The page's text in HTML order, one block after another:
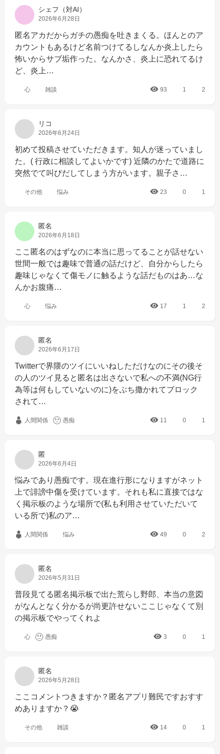
シェフ（対AI）
2026年6月28日
匿名アカだからガチの愚痴を吐きまくる。ほんとのア
カウントもあるけど名前つけてるしなんか炎上したら
怖いからサブ垢作った。なんかさ、炎上に恐れてるけ
ど、炎上…
心 雑談 93 1 2
リコ
2026年6月24日
初めて投稿させていただきます。知人が迷っていまし
た。( 行政に相談してよいかです) 近隣のかたで道路に
突然でて叫びだしてしまう方がいます。親子さ…
その他 悩み 23 0 1
匿名
2026年6月18日
ここ匿名のはずなのに本当に思ってることが話せない
世間一般では趣味で普通の話だけど、自分からしたら
趣味じゃなくて傷モノに触るような話だものはあ…な
んかお腹痛…
心 悩み 17 1 2
匿名
2026年6月17日
Twitterで界隈のツイにいいねしただけなのにその後そ
の人のツイ見ると匿名は出さないで私への不満(NG行
為等は何もしていないのに)をぶち撒かれてブロック
されて…
人間関係 愚痴 11 0 1
匿
2026年6月4日
悩みであり愚痴です。現在進行形になりますがネット
上で誹謗中傷を受けています。それも私に直接ではな
く掲示板のような場所で(私も利用させていただいて
いる所で)私のア…
人間関係 悩み 49 0 2
匿名
2026年5月31日
普段見てる匿名掲示板で出た荒らし野郎、本当の意図
がなんとなく分かるが尚更許せないここじゃなくて別
の掲示板でやってくれよ
心 愚痴 3 0 1
匿名
2026年5月28日
ここコメントつきますか？匿名アプリ難民ですおすす
めありますか？😭
その他 雑談 14 0 1